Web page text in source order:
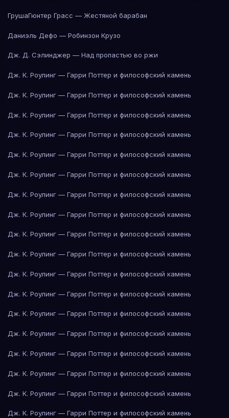
ГрушаГюнтер Грасс — Жестяной барабан
Даниэль Дефо — Робинзон Крузо
Дж. Д. Сэлинджер — Над пропастью во ржи
Дж. К. Роулинг — Гарри Поттер и философский камень
Дж. К. Роулинг — Гарри Поттер и философский камень
Дж. К. Роулинг — Гарри Поттер и философский камень
Дж. К. Роулинг — Гарри Поттер и философский камень
Дж. К. Роулинг — Гарри Поттер и философский камень
Дж. К. Роулинг — Гарри Поттер и философский камень
Дж. К. Роулинг — Гарри Поттер и философский камень
Дж. К. Роулинг — Гарри Поттер и философский камень
Дж. К. Роулинг — Гарри Поттер и философский камень
Дж. К. Роулинг — Гарри Поттер и философский камень
Дж. К. Роулинг — Гарри Поттер и философский камень
Дж. К. Роулинг — Гарри Поттер и философский камень
Дж. К. Роулинг — Гарри Поттер и философский камень
Дж. К. Роулинг — Гарри Поттер и философский камень
Дж. К. Роулинг — Гарри Поттер и философский камень
Дж. К. Роулинг — Гарри Поттер и философский камень
Дж. К. Роулинг — Гарри Поттер и философский камень
Дж. К. Роулинг — Гарри Поттер и философский камень